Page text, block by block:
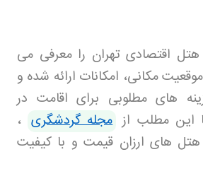
هتل اقتصادی تهران را معرفی می
مکانی، امکانات ارائه شده و
های مطلوبی برای اقامت در
این مطلب از مجله گردشگری ،
هتل های ارزان قیمت و با کیفیت